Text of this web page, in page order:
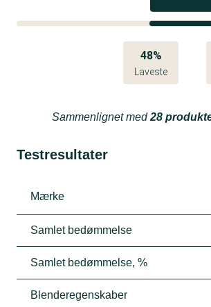
48%
Laveste
Sammenlignet med28
Testresultater
Mærke
Samlet bedømmelse
Samlet bedømmelse, %
Blenderegenskaber